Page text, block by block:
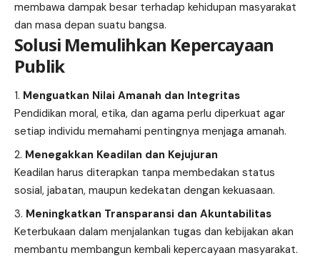
membawa dampak besar terhadap kehidupan masyarakat
dan masa depan suatu bangsa.
Solusi Memulihkan Kepercayaan
Publik
Menguatkan Nilai Amanah dan Integritas
Pendidikan moral, etika, dan agama perlu diperkuat agar
setiap individu memahami pentingnya menjaga amanah.
Menegakkan Keadilan dan Kejujuran
Keadilan harus diterapkan tanpa membedakan status
sosial, jabatan, maupun kedekatan dengan kekuasaan.
Meningkatkan Transparansi dan Akuntabilitas
Keterbukaan dalam menjalankan tugas dan kebijakan akan
membantu membangun kembali kepercayaan masyarakat.